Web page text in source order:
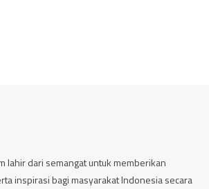
lahir dari semangat untuk memberikan
inspirasi bagi masyarakat Indonesia secara